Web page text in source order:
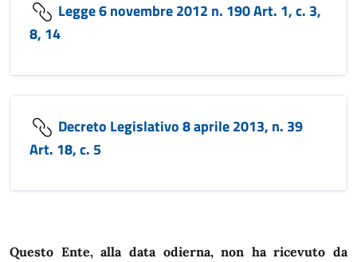
Legge 6 novembre 2012 n. 190 Art. 1, c. 3,
8, 14
Decreto Legislativo 8 aprile 2013, n. 39
Art. 18, c. 5
Questo Ente, alla data odierna, non ha ricevuto da